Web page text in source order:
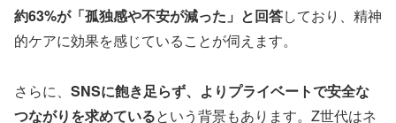
約63%が「孤独感や不安が減った」と回答しており、精神
的ケアに効果を感じていることが伺えます。
さらに、 SNSに飽き足らず、よりプライベートで安全な
つながりを求めているという背景もあります。Z世代はネ